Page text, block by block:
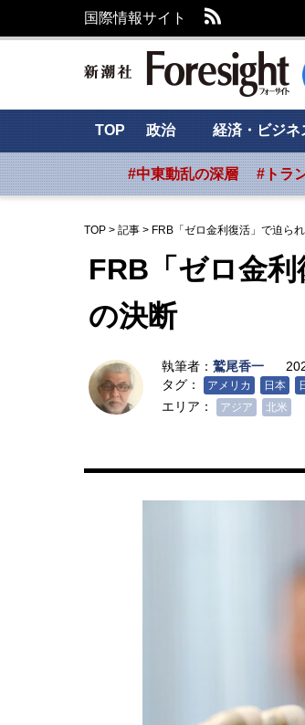
国際情報サイト
TOP 政治 経済・ビジネ
#中東動乱の深層 #トラ
TOP > 記事 > FRB「ゼロ金利復活」で迫ら
FRB「ゼロ金利
の決断
執筆者： 鷲尾香一
タグ：
アメリカ 日本
エリア： アジア 北米